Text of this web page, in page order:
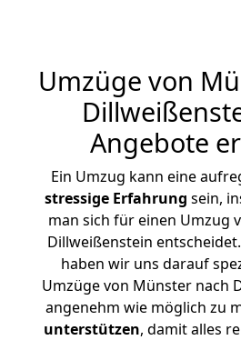
Umzüge von
Angebote
Ein Umzug kann eine
stressige Erfahrung sein,
man sich für einen Umzug
Dillweißenstein
haben wir uns darauf
Umzüge von Münster nach
angenehm wie möglich zu
unterstützen, damit alles